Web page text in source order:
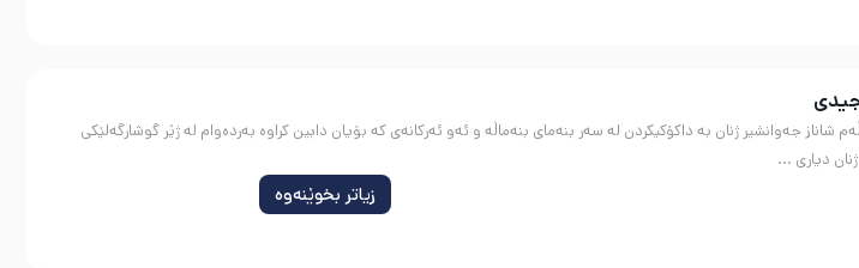
جەوانشیر ژنان بە داکۆکیکردن لە سەر بنەمای بنەماڵە و ئەو ئەرکانەی کە بۆیان دابین کراوە بەردەوام لە ژێر گوشارگەلێکی
دیاری ...
زیاتر بخوێنەوە